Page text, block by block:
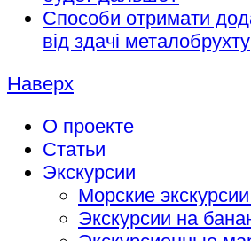
Способи отримати
від здачі металобрухту
Наверх
О проекте
Статьи
Экскурсии
Морские
Экскурсии на